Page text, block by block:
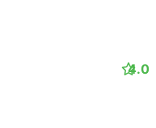
4.0